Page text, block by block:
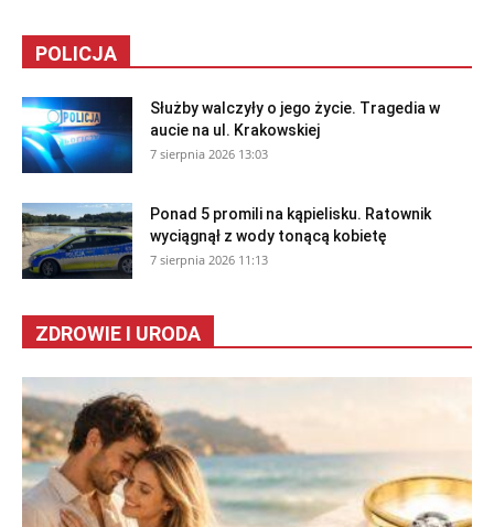
POLICJA
Służby walczyły o jego życie. Tragedia w
aucie na ul. Krakowskiej
7 sierpnia 2026 13:03
Ponad 5 promili na kąpielisku. Ratownik
wyciągnął z wody tonącą kobietę
7 sierpnia 2026 11:13
ZDROWIE I URODA